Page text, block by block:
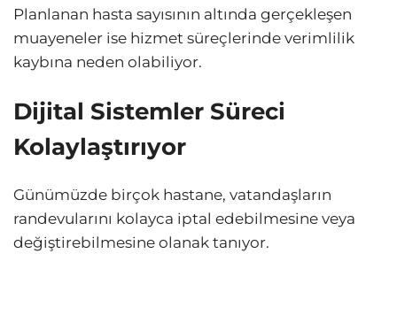
Planlanan hasta sayısının altında gerçekleşen
muayeneler ise hizmet süreçlerinde verimlilik
kaybına neden olabiliyor.
Dijital Sistemler Süreci
Kolaylaştırıyor
Günümüzde birçok hastane, vatandaşların
randevularını kolayca iptal edebilmesine veya
değiştirebilmesine olanak tanıyor.